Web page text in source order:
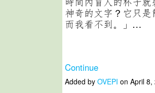
神奇的文字？它只
而我看不到。」…
Continue
Added by OVEPI on April